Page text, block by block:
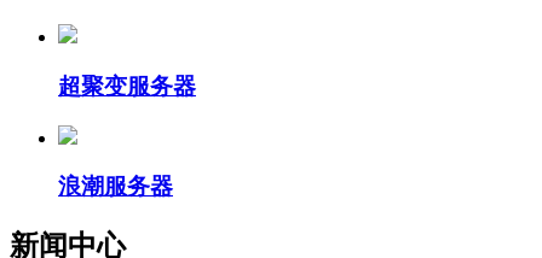
超聚变服务器
浪潮服务器
新闻中心